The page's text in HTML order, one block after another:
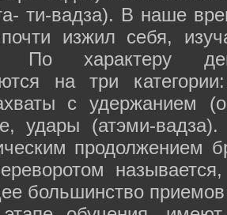
ти-вадза). В наше
изжил себя,
По характеру
на три
с удержанием
удары (атэми-
продолжением
большинство